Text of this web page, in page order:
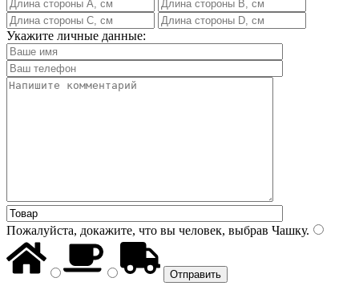
Укажите личные данные:
Пожалуйста, докажите, что вы человек, выбрав Чашку.